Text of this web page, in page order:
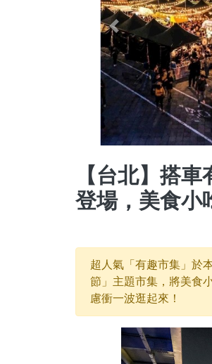
Previous
【台北】搭
登場，美食小
超人氣「有趣市集」於
節」主題市集，將美食
慮衝一波逛起來！